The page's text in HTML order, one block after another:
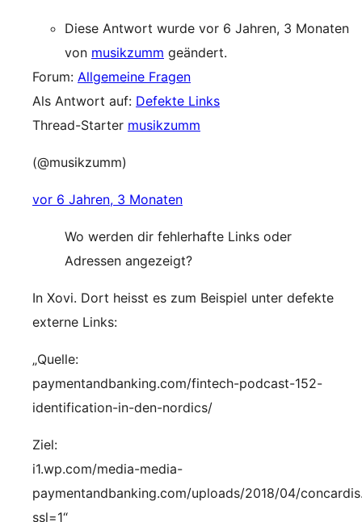
Diese Antwort wurde vor 6 Jahren, 3 Monaten
von musikzumm geändert.
Forum: Allgemeine Fragen
Als Antwort auf: Defekte Links
Thread-Starter musikzumm
(@musikzumm)
vor 6 Jahren, 3 Monaten
Wo werden dir fehlerhafte Links oder
Adressen angezeigt?
In Xovi. Dort heisst es zum Beispiel unter defekte
externe Links:
„Quelle:
paymentandbanking.com/fintech-podcast-152-
identification-in-den-nordics/
Ziel:
i1.wp.com/media-media-
paymentandbanking.com/uploads/2018/04/
ssl=1“